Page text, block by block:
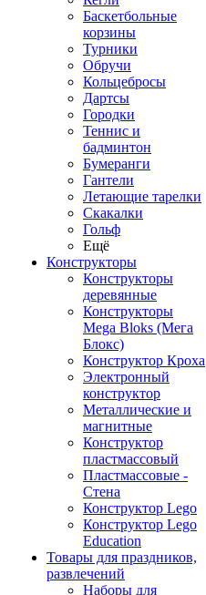
Баскетбольные
корзины
Турники
Обручи
Кольцебросы
Дартсы
Городки
Теннис и
бадминтон
Бумеранги
Гантели
Летающие тарелки
Скакалки
Гольф
Ещё
Конструкторы
Конструкторы
деревянные
Конструкторы
Mega Bloks (Мега
Блокс)
Конструктор Кроха
Электронный
конструктор
Металлические и
магнитные
Конструктор
пластмассовый
Пластмассовые -
Стена
Конструктор Lego
Конструктор Lego
Education
Товары для праздников,
развлечений
Наборы для